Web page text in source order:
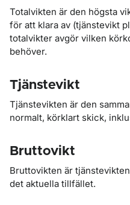
Totalvikten är den högsta
för att klara av (tjänstevikt
totalvikter avgör vilken
behöver.
Tjänstevikt
Tjänstevikten är den
normalt, körklart skick,
Bruttovikt
Bruttovikten är
det aktuella tillfället.